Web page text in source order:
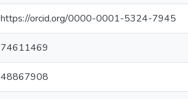
https://orcid.org/0000-0001-5324-7945
74611469
48867908